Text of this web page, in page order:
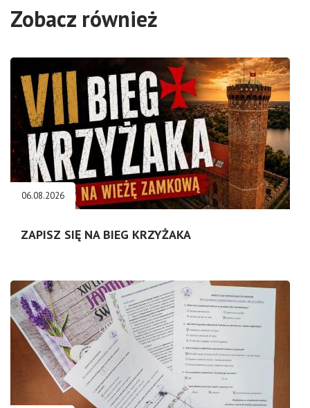
Zobacz również
06.08.2026
ZAPISZ SIĘ NA BIEG KRZYŻAKA